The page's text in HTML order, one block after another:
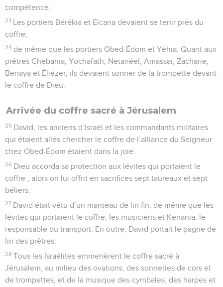
compétence.
23 Les portiers Bérékia et Elcana devaient se tenir près du
coffre,
24 de même que les portiers Obed-Édom et Yéhia. Quant aux
prêtres Chebania, Yochafath, Netanéel, Amassaï, Zacharie,
Benaya et Éliézer, ils devaient sonner de la trompette devant
le coffre de Dieu.
Arrivée du coffre sacré à Jérusalem
25 David, les anciens d’Israël et les commandants militaires
qui étaient allés chercher le coffre de l’alliance du Seigneur
chez Obed-Édom étaient dans la joie.
26 Dieu accorda sa protection aux lévites qui portaient le
coffre ; alors on lui offrit en sacrifices sept taureaux et sept
béliers.
27 David était vêtu d’un manteau de lin fin, de même que les
lévites qui portaient le coffre, les musiciens et Kenania, le
responsable du transport. En outre, David portait le pagne de
lin des prêtres.
28 Tous les Israélites emmenèrent le coffre sacré à
Jérusalem, au milieu des ovations, des sonneries de cors et
de trompettes, et de la musique des cymbales, des harpes et